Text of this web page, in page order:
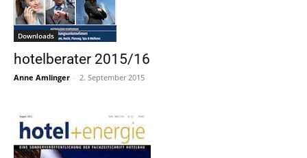
Downloads
hotelberater 2015/16
Anne Amlinger - 2. September 2015